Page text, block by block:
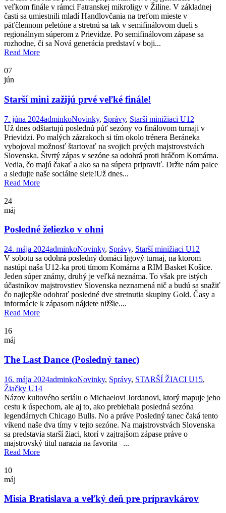
veľkom finále v rámci Fatranskej mikroligy v Žiline. V základnej
časti sa umiestnili mladí Handlovčania na treťom mieste v
päťčlennom peletóne a stretnú sa tak v semifinálovom dueli s
regionálnym súperom z Prievidze. Po semifinálovom zápase sa
rozhodne, či sa Nová generácia predstaví v boji...
Read More
07
jún
Starší mini zažijú prvé veľké finále!
7. júna 2024adminkoNovinky, Správy, Starší minižiaci U12
Už dnes odštartujú poslednú púť sezóny vo finálovom turnaji v
Prievidzi. Po malých zázrakoch si tím okolo trénera Beráneka
vybojoval možnosť štartovať na svojich prvých majstrovstvách
Slovenska. Štvrtý zápas v sezóne sa odohrá proti hráčom Komárna.
Vedia, čo majú čakať a ako sa na súpera pripraviť. Držte nám palce
a sledujte naše sociálne siete!Už dnes...
Read More
24
máj
Posledné želiezko v ohni
24. mája 2024adminkoNovinky, Správy, Starší minižiaci U12
V sobotu sa odohrá posledný domáci ligový turnaj, na ktorom
nastúpi naša U12-ka proti tímom Komárna a RIM Basket Košice.
Jeden súper známy, druhý je veľká neznáma. To však pre istých
účastníkov majstrovstiev Slovenska neznamená nič a budú sa snažiť
čo najlepšie odohrať posledné dve stretnutia skupiny Gold. Časy a
informácie k zápasom nájdete nižšie....
Read More
16
máj
The Last Dance (Posledný tanec)
16. mája 2024adminkoNovinky, Správy, STARŠÍ ŽIACI U15,
Žiačky U14
Názov kultového seriálu o Michaelovi Jordanovi, ktorý mapuje jeho
cestu k úspechom, ale aj to, ako prebiehala posledná sezóna
legendárnych Chicago Bulls. No a práve Posledný tanec čaká tento
víkend naše dva tímy v tejto sezóne. Na majstrovstvách Slovenska
sa predstavia starší žiaci, ktorí v zajtrajšom zápase práve o
majstrovský titul narazia na favorita –...
Read More
10
máj
Misia Bratislava a veľký deň pre prípravkárov